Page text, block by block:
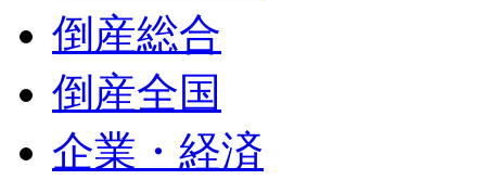
倒産総合
倒産全国
企業・経済